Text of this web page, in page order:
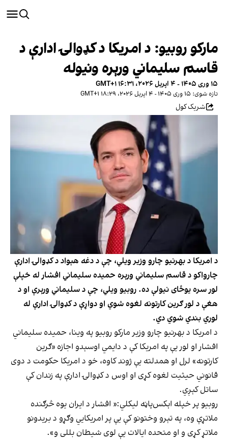
مارکو روبیو: د امریکا د کډوالۍ ادارې د
قاسم سلیماني ورېره ونیوله
۱۵ وری ۱۴۰۵ - ۴ اپریل ۲۰۲۶، ۱۶:۳۱ GMT+۱
تازه شوی: ۱۵ وری ۱۴۰۵ - ۴ اپریل ۲۰۲۶، ۱۸:۲۹ GMT+۱
شریک کول
د امریکا د بهرنیو چارو وزیر ویلي، چې د دغه هې‍واد د کډوالۍ ادارې
چارواکو د قاسم سلیماني ورېره حمیده سلیماني افشار له خپلې
لور سره یوځای نیولې ده. روبیو ویلي، چې د سلیماني ورېرې او د
هغې د لور ګرین کارتونه لغوه شوي او دواړې د کډوالۍ ادارې له
لوري بندي شوي دي.
د امریکا د بهرنیو چارو وزیر مارکو روبیو په وینا، حمیده سلیماني
افشار او لور یې په امریکا کې د دایمي اوسېدو اجازه «ګرین
کارتونه» لرل او همدلته یې ژوند کاوه، خو د امریکا حکومت د دوی
قانوني حیثیت لغوه کړی او اوس د کډوالۍ ادارې په زندان کې
ساتل کېږي.
روبیو پر خپله اېکس‌پاڼه لیکلي:« افشار د ایران یوه څرګنده
ملاتړې وه، په تېرو وختونو کې یې پر امریکایي وګړو د بریدونو
ملاتړ کړی و او متحده ایالات یې لوی شیطان بللی و».